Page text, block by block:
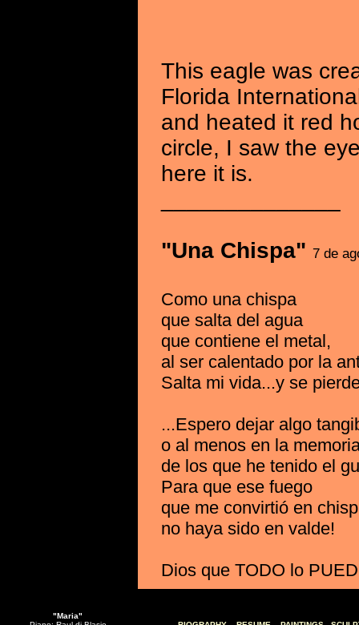
This eagle was
Florida
and heated it red
circle, I saw the
here it is.
"Una Chispa" 7 de
Como una chispa
que salta del agua
que contiene el metal,
al ser calentado por la
Salta mi vida...y se
...Espero dejar algo
o al menos en la
de los que he tenido el
Para que ese fuego
que me convirtió en
no haya sido en valde!
Dios que TODO lo
"Maria"